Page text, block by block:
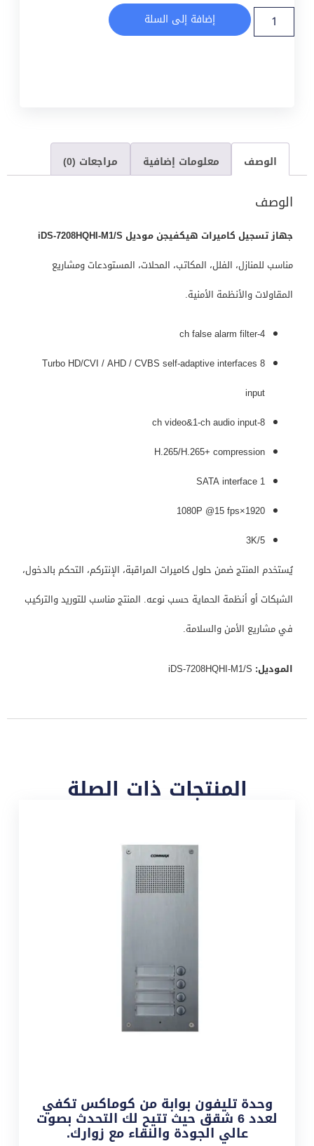
إضافة إلى السلة
الوصف معلومات إضافية مراجعات (0)
الوصف
جهاز تسجيل كاميرات هيكفيجن موديل iDS-7208HQHI-M1/S
مناسب للمنازل، الفلل، المكاتب، المحلات، المستودعات ومشاريع
المقاولات والأنظمة الأمنية.
4-ch false alarm filter
8 Turbo HD/CVI / AHD / CVBS self-adaptive interfaces
input
8-ch video&1-ch audio input
H.265/H.265+ compression
1 SATA interface
1920×1080P @15 fps
3K/5
يُستخدم المنتج ضمن حلول كاميرات المراقبة، الإنتركم، التحكم بالدخول،
الشبكات أو أنظمة الحماية حسب نوعه. المنتج مناسب للتوريد والتركيب
في مشاريع الأمن والسلامة.
الموديل:
المنتجات ذات الصلة
وحدة تليفون بوابة من كوماكس تكفي
لعدد 6 شقق حيث تتيح لك التحدث بصوت
عالي الجودة والنقاء مع زوارك.